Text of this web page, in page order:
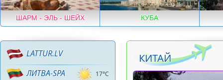
ШАРМ - ЭЛЬ - ШЕЙХ КУБА
LATTUR.LV
17°C
ЛИТВА-SPA
КИТАЙ